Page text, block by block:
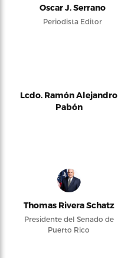
Oscar J. Serrano
Periodista Editor
Lcdo. Ramón Alejandro
Pabón
Thomas Rivera Schatz
Presidente del Senado de
Puerto Rico